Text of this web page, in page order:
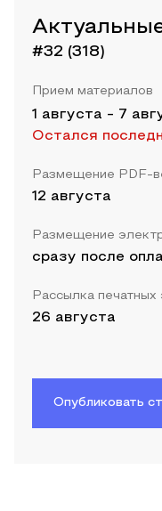
#32 (318)
Прием материалов
1 августа - 7
Остался
Размещение PDF-
12 августа
Размещение
сразу после
Рассылка печатных
26 августа
Опубликовать